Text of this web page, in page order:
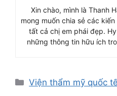
Xin chào, mình là Thanh
mong muốn chia sẻ các
tất cả chị em phái đẹp.
những thông tin hữu ích
Viện thẩm mỹ quốc